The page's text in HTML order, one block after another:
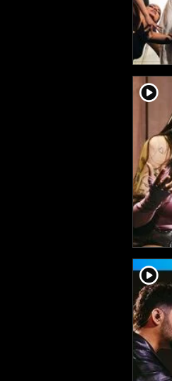
player2
player2